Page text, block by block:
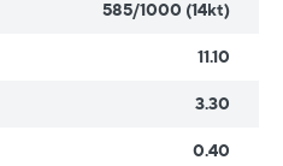
585/1000 (14kt)
11.10
3.30
0.40